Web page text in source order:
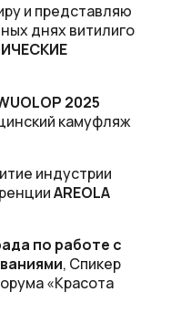
по работе с
, Спикер
«Красота
индустрии
AREOLA
2025
камуфляж
и представляю
днях витилиго
2025 году